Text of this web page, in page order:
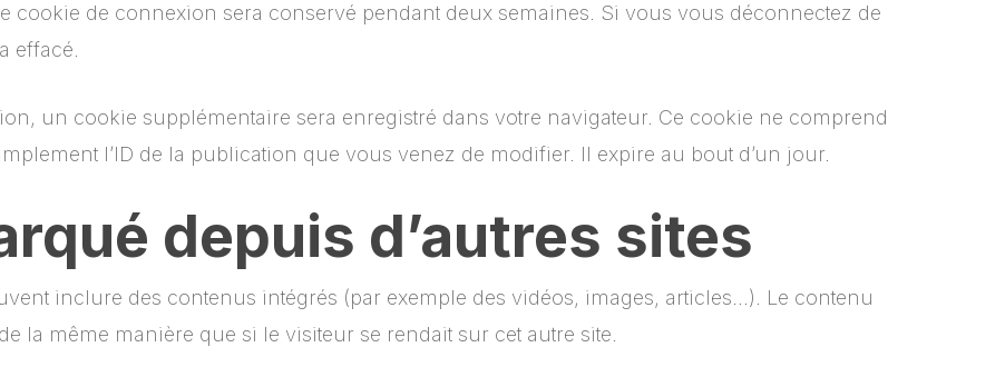
cookie de connexion sera conservé pendant deux semaines. Si vous vous déconnectez de
effacé.
un cookie supplémentaire sera enregistré dans votre navigateur. Ce cookie ne comprend
l’ID de la publication que vous venez de modifier. Il expire au bout d’un jour.
depuis d’autres sites
inclure des contenus intégrés (par exemple des vidéos, images, articles…). Le contenu
la même manière que si le visiteur se rendait sur cet autre site.